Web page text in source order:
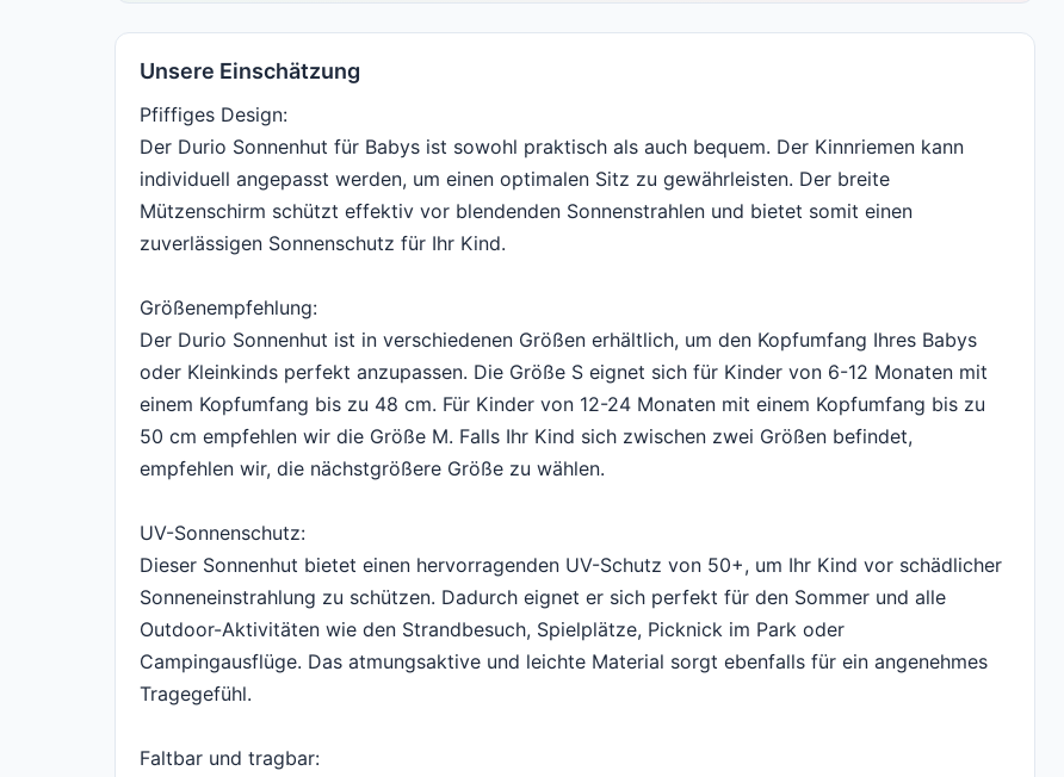
Unsere Einschätzung
Pfiffiges Design:
Der Durio Sonnenhut für Babys ist sowohl praktisch als auch bequem. Der Kinnriemen kann
individuell angepasst werden, um einen optimalen Sitz zu gewährleisten. Der breite
Mützenschirm schützt effektiv vor blendenden Sonnenstrahlen und bietet somit einen
zuverlässigen Sonnenschutz für Ihr Kind.
Größenempfehlung:
Der Durio Sonnenhut ist in verschiedenen Größen erhältlich, um den Kopfumfang Ihres Babys
oder Kleinkinds perfekt anzupassen. Die Größe S eignet sich für Kinder von 6-12 Monaten mit
einem Kopfumfang bis zu 48 cm. Für Kinder von 12-24 Monaten mit einem Kopfumfang bis zu
50 cm empfehlen wir die Größe M. Falls Ihr Kind sich zwischen zwei Größen befindet,
empfehlen wir, die nächstgrößere Größe zu wählen.
UV-Sonnenschutz:
Dieser Sonnenhut bietet einen hervorragenden UV-Schutz von 50+, um Ihr Kind vor schädlicher
Sonneneinstrahlung zu schützen. Dadurch eignet er sich perfekt für den Sommer und alle
Outdoor-Aktivitäten wie den Strandbesuch, Spielplätze, Picknick im Park oder
Campingausflüge. Das atmungsaktive und leichte Material sorgt ebenfalls für ein angenehmes
Tragegefühl.
Faltbar und tragbar: